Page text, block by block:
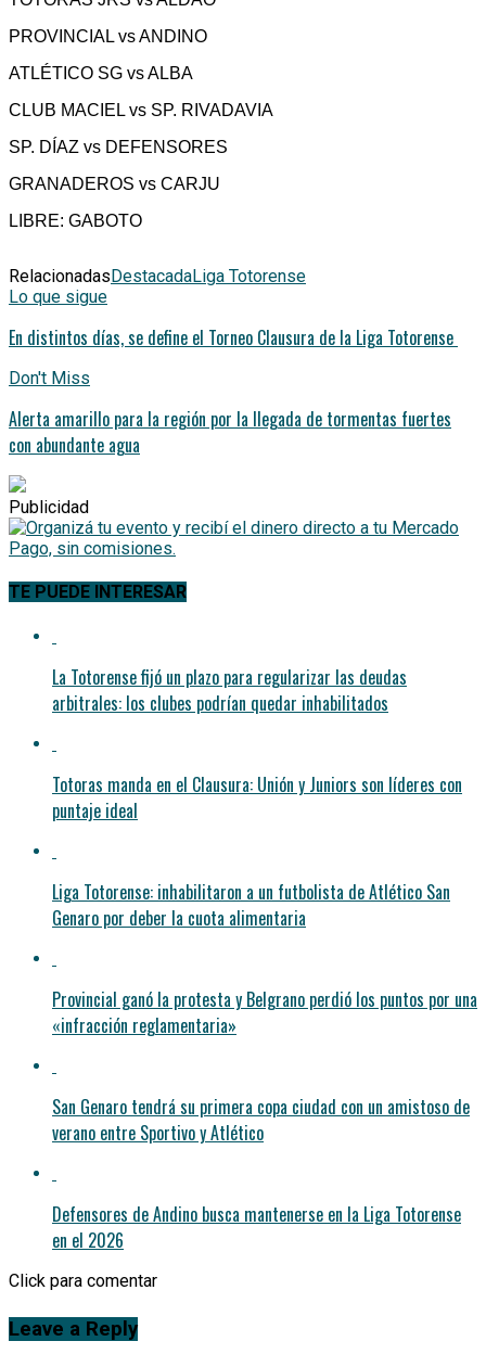
PROVINCIAL vs ANDINO
ATLÉTICO SG vs ALBA
CLUB MACIEL vs SP. RIVADAVIA
SP. DÍAZ vs DEFENSORES
GRANADEROS vs CARJU
LIBRE: GABOTO
RelacionadasDestacadaLiga Totorense
Lo que sigue
En distintos días, se define el Torneo Clausura de la Liga Totorense
Don't Miss
Alerta amarillo para la región por la llegada de tormentas fuertes
con abundante agua
Publicidad
TE PUEDE INTERESAR
La Totorense fijó un plazo para regularizar las deudas
arbitrales: los clubes podrían quedar inhabilitados
Totoras manda en el Clausura: Unión y Juniors son líderes con
puntaje ideal
Liga Totorense: inhabilitaron a un futbolista de Atlético San
Genaro por deber la cuota alimentaria
Provincial ganó la protesta y Belgrano perdió los puntos por una
«infracción reglamentaria»
San Genaro tendrá su primera copa ciudad con un amistoso de
verano entre Sportivo y Atlético
Defensores de Andino busca mantenerse en la Liga Totorense
en el 2026
Click para comentar
Leave a Reply